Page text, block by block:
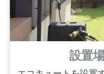
設置